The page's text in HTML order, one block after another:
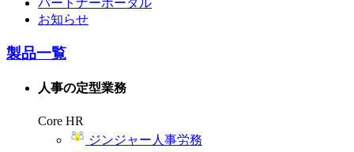
パートナーポータル
お知らせ
製品一覧
人事の定型業務
Core HR
ジンジャー人事労務